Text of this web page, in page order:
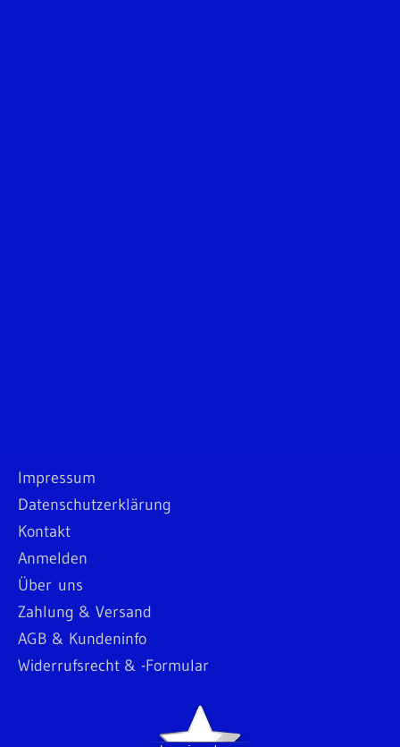
Impressum
Datenschutzerklärung
Kontakt
Anmelden
Über uns
Zahlung & Versand
AGB & Kundeninfo
Widerrufsrecht & -Formular